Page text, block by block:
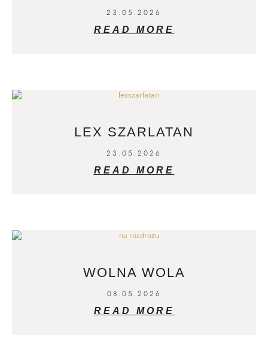
23.05.2026
READ MORE
LEX SZARLATAN
23.05.2026
READ MORE
WOLNA WOLA
08.05.2026
READ MORE